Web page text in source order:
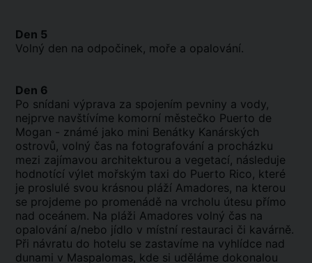
Den 5
Volný den na odpočinek, moře a opalování.
Den 6
Po snídani výprava za spojením pevniny a vody,
nejprve navštívíme komorní městečko Puerto de
Mogan - známé jako mini Benátky Kanárských
ostrovů, volný čas na fotografování a procházku
mezi zajímavou architekturou a vegetací, následuje
hodnotící výlet mořským taxi do Puerto Rico, které
je proslulé svou krásnou pláží Amadores, na kterou
se projdeme po promenádě na vrcholu útesu přímo
nad oceánem. Na pláži Amadores volný čas na
opalování a/nebo jídlo v místní restauraci či kavárně.
Při návratu do hotelu se zastavíme na vyhlídce nad
dunami v Maspalomas, kde si uděláme dokonalou